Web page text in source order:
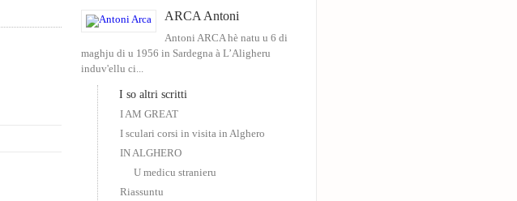
ARCA Antoni
Antoni ARCA hè natu u 6 di
maghju di u 1956 in Sardegna à L’Aligheru
induv'ellu ci...
I so altri scritti
I AM GREAT
I sculari corsi in visita in Alghero
IN ALGHERO
U medicu stranieru
Riassuntu